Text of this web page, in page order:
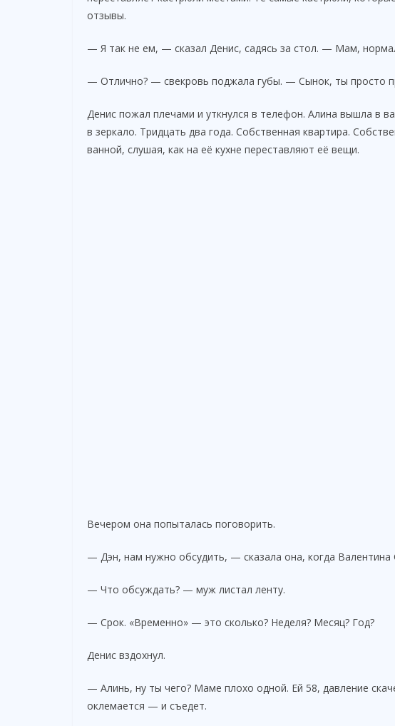
отзывы.
— Я так не ем, — сказал Денис, садясь за стол. — Мам,
— Отлично? — свекровь поджала губы. — Сынок, ты просто
Денис пожал плечами и уткнулся в телефон. Алина вышла в
в зеркало. Тридцать два года. Собственная квартира.
ванной, слушая, как на её кухне переставляют её вещи.
Вечером она попыталась поговорить.
— Дэн, нам нужно обсудить, — сказала она, когда Валентина
— Что обсуждать? — муж листал ленту.
— Срок. «Временно» — это сколько? Неделя? Месяц? Год?
Денис вздохнул.
— Алинь, ну ты чего? Маме плохо одной. Ей 58, давление
оклемается — и съедет.